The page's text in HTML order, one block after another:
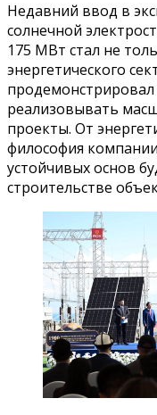
Недавний ввод в
солнечной
175 МВт стал не
энергетического
продемонстрировал
реализовывать
проекты. От
философия
устойчивых основ
строительстве